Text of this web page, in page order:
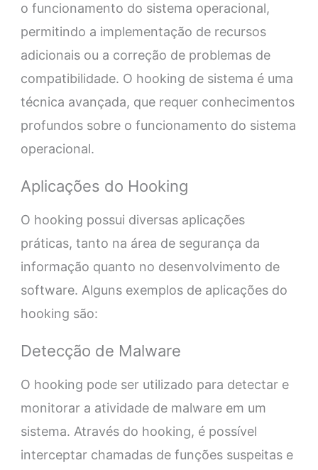
o funcionamento do sistema operacional,
permitindo a implementação de recursos
adicionais ou a correção de problemas de
compatibilidade. O hooking de sistema é uma
técnica avançada, que requer conhecimentos
profundos sobre o funcionamento do sistema
operacional.
Aplicações do Hooking
O hooking possui diversas aplicações
práticas, tanto na área de segurança da
informação quanto no desenvolvimento de
software. Alguns exemplos de aplicações do
hooking são:
Detecção de Malware
O hooking pode ser utilizado para detectar e
monitorar a atividade de malware em um
sistema. Através do hooking, é possível
interceptar chamadas de funções suspeitas e